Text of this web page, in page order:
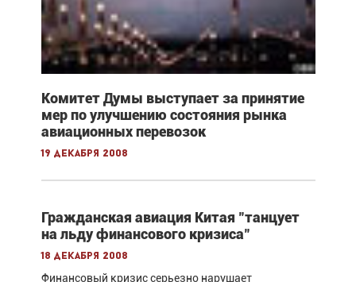
Комитет Думы выступает за принятие
мер по улучшению состояния рынка
авиационных перевозок
19 декабря 2008
Гражданская авиация Китая "танцует
на льду финансового кризиса"
18 декабря 2008
Финансовый кризис серьезно нарушает